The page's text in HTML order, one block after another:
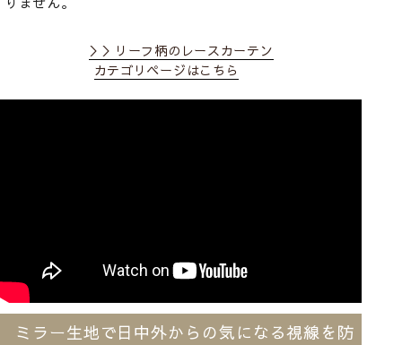
＞＞リーフ柄のレースカーテン
カテゴリページはこちら
ミラー生地で日中外からの気になる視線を防